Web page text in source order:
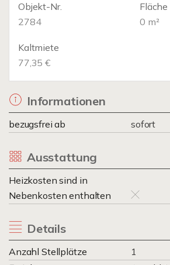
Objekt-Nr.
2784
Fläche
0 m²
Kaltmiete
77,35 €
Informationen
bezugsfrei ab sofort
Ausstattung
Heizkosten sind in
Nebenkosten enthalten
Details
Anzahl Stellplätze
1